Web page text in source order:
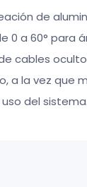
de
0 a 60° para
cables oculto
a la vez que
del sistema.